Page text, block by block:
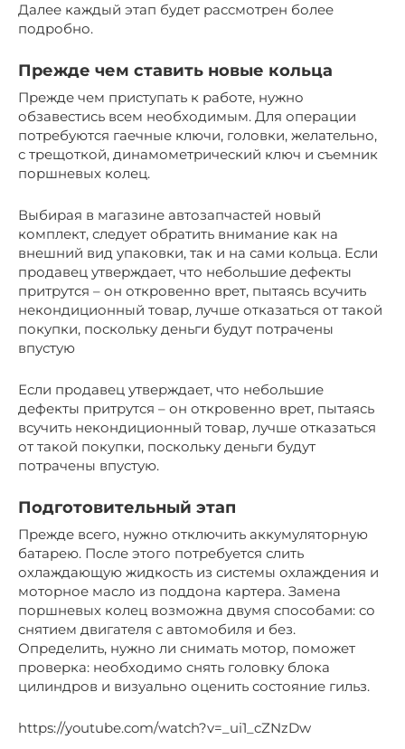
Далее каждый этап будет рассмотрен более
подробно.
Прежде чем ставить новые кольца
Прежде чем приступать к работе, нужно
обзавестись всем необходимым. Для операции
потребуются гаечные ключи, головки, желательно,
с трещоткой, динамометрический ключ и съемник
поршневых колец.
Выбирая в магазине автозапчастей новый
комплект, следует обратить внимание как на
внешний вид упаковки, так и на сами кольца. Если
продавец утверждает, что небольшие дефекты
притрутся – он откровенно врет, пытаясь всучить
некондиционный товар, лучше отказаться от такой
покупки, поскольку деньги будут потрачены
впустую
Если продавец утверждает, что небольшие
дефекты притрутся – он откровенно врет, пытаясь
всучить некондиционный товар, лучше отказаться
от такой покупки, поскольку деньги будут
потрачены впустую.
Подготовительный этап
Прежде всего, нужно отключить аккумуляторную
батарею. После этого потребуется слить
охлаждающую жидкость из системы охлаждения и
моторное масло из поддона картера. Замена
поршневых колец возможна двумя способами: со
снятием двигателя с автомобиля и без.
Определить, нужно ли снимать мотор, поможет
проверка: необходимо снять головку блока
цилиндров и визуально оценить состояние гильз.
https://youtube.com/watch?v=_ui1_cZNzDw